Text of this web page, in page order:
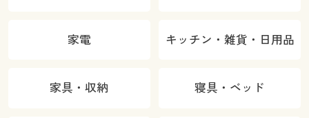
家電 キッチン・雑貨・日用品
家具・収納 寝具・ベッド